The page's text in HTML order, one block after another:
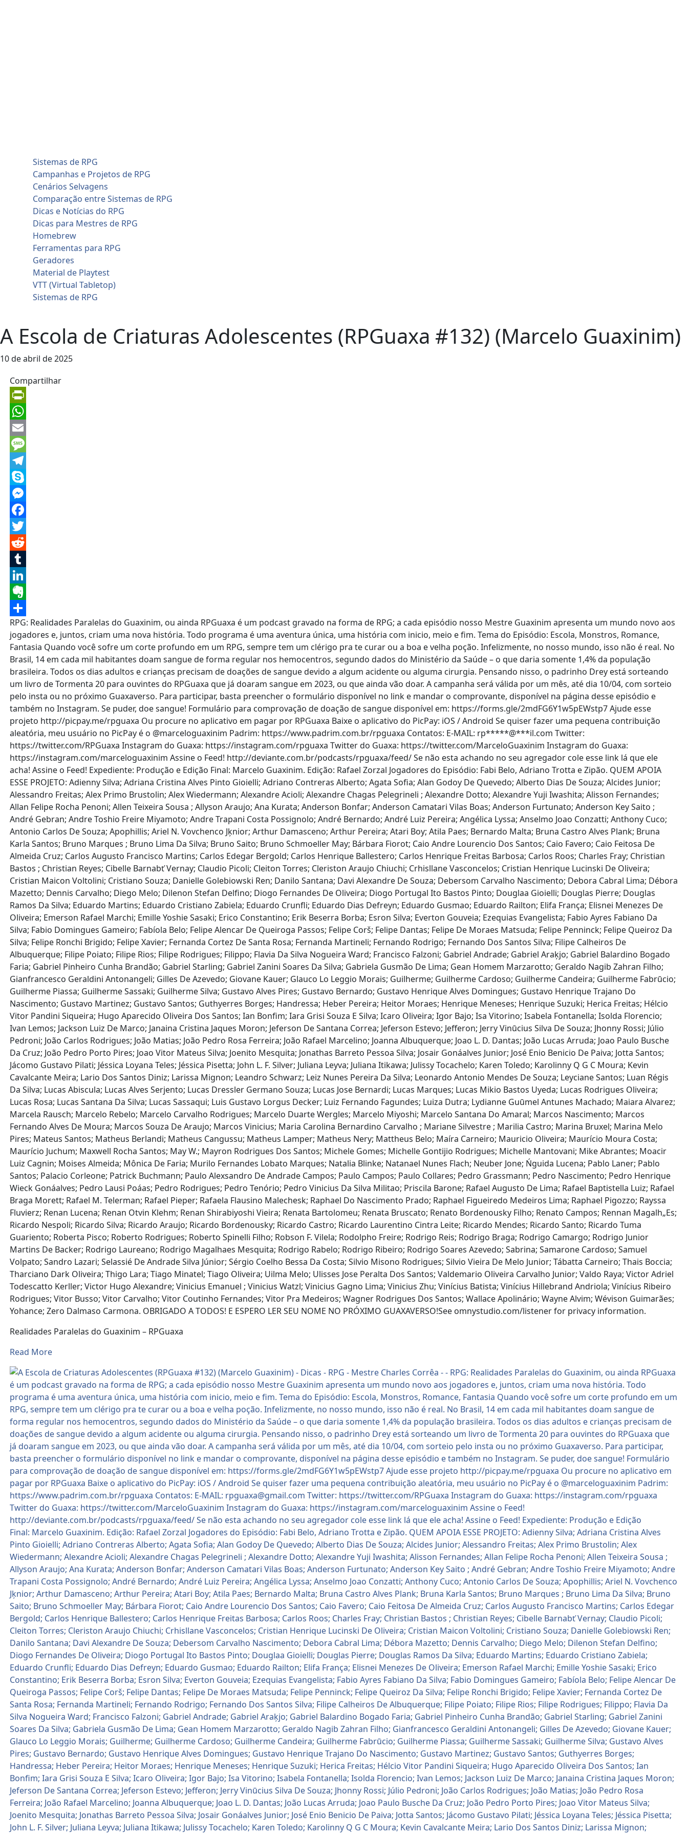
Sistemas de RPG
Campanhas e Projetos de RPG
Cenários Selvagens
Comparação entre Sistemas de RPG
Dicas e Notícias do RPG
Dicas para Mestres de RPG
Homebrew
Ferramentas para RPG
Geradores
Material de Playtest
VTT (Virtual Tabletop)
Sistemas de RPG
A Escola de Criaturas Adolescentes (RPGuaxa #132) (Marcelo Guaxinim)
10 de abril de 2025
Compartilhar
PrintFriendly
WhatsApp
Email
Message
Telegram
Skype
Messenger
Facebook
Twitter
Reddit
Tumblr
LinkedIn
Evernote
Share
RPG: Realidades Paralelas do Guaxinim, ou ainda RPGuaxa é um podcast gravado na forma de RPG; a cada episódio nosso Mestre Guaxinim apresenta um mundo novo aos
jogadores e, juntos, criam uma nova história. Todo programa é uma aventura única, uma história com inicio, meio e fim. Tema do Episódio: Escola, Monstros, Romance,
Fantasia Quando você sofre um corte profundo em um RPG, sempre tem um clérigo pra te curar ou a boa e velha poção. Infelizmente, no nosso mundo, isso não é real. No
Brasil, 14 em cada mil habitantes doam sangue de forma regular nos hemocentros, segundo dados do Ministério da Saúde – o que daria somente 1,4% da população
brasileira. Todos os dias adultos e crianças precisam de doações de sangue devido a algum acidente ou alguma cirurgia. Pensando nisso, o padrinho Drey está sorteando
um livro de Tormenta 20 para ouvintes do RPGuaxa que já doaram sangue em 2023, ou que ainda vão doar. A campanha será válida por um mês, até dia 10/04, com sorteio
pelo insta ou no próximo Guaxaverso. Para participar, basta preencher o formulário disponível no link e mandar o comprovante, disponível na página desse episódio e
também no Instagram. Se puder, doe sangue! Formulário para comprovação de doação de sangue disponível em: https://forms.gle/2mdFG6Y1w5pEWstp7 Ajude esse
projeto http://picpay.me/rpguaxa Ou procure no aplicativo em pagar por RPGuaxa Baixe o aplicativo do PicPay: iOS / Android Se quiser fazer uma pequena contribuição
aleatória, meu usuário no PicPay é o @marceloguaxinim Padrim: https://www.padrim.com.br/rpguaxa Contatos: E-MAIL: rp*****@***il.com Twitter:
https://twitter.com/RPGuaxa Instagram do Guaxa: https://instagram.com/rpguaxa Twitter do Guaxa: https://twitter.com/MarceloGuaxinim Instagram do Guaxa:
https://instagram.com/marceloguaxinim Assine o Feed! http://deviante.com.br/podcasts/rpguaxa/feed/ Se não esta achando no seu agregador cole esse link lá que ele
acha! Assine o Feed! Expediente: Produção e Edição Final: Marcelo Guaxinim. Edição: Rafael Zorzal Jogadores do Episódio: Fabi Belo, Adriano Trotta e Zipão. QUEM APOIA
ESSE PROJETO: Adienny Silva; Adriana Cristina Alves Pinto Gioielli; Adriano Contreras Alberto; Agata Sofia; Alan Godoy De Quevedo; Alberto Dias De Souza; Alcides Junior;
Alessandro Freitas; Alex Primo Brustolin; Alex Wiedermann; Alexandre Acioli; Alexandre Chagas Pelegrineli ; Alexandre Dotto; Alexandre Yuji Iwashita; Alisson Fernandes;
Allan Felipe Rocha Penoni; Allen Teixeira Sousa ; Allyson Araujo; Ana Kurata; Anderson Bonfar; Anderson Camatari Vilas Boas; Anderson Furtunato; Anderson Key Saito ;
André Gebran; Andre Toshio Freire Miyamoto; Andre Trapani Costa Possignolo; André Bernardo; André Luiz Pereira; Angélica Lyssa; Anselmo Joao Conzatti; Anthony Cuco;
Antonio Carlos De Souza; Apophillis; Ariel N. Vovchenco Jķnior; Arthur Damasceno; Arthur Pereira; Atari Boy; Atila Paes; Bernardo Malta; Bruna Castro Alves Plank; Bruna
Karla Santos; Bruno Marques ; Bruno Lima Da Silva; Bruno Saito; Bruno Schmoeller May; Bárbara Fiorot; Caio Andre Lourencio Dos Santos; Caio Favero; Caio Feitosa De
Almeida Cruz; Carlos Augusto Francisco Martins; Carlos Edegar Bergold; Carlos Henrique Ballestero; Carlos Henrique Freitas Barbosa; Carlos Roos; Charles Fray; Christian
Bastos ; Christian Reyes; Cibelle Barnabť Vernay; Claudio Picoli; Cleiton Torres; Cleriston Araujo Chiuchi; Crhisllane Vasconcelos; Cristian Henrique Lucinski De Oliveira;
Cristian Maicon Voltolini; Cristiano Souza; Danielle Golebiowski Ren; Danilo Santana; Davi Alexandre De Souza; Debersom Carvalho Nascimento; Debora Cabral Lima; Débora
Mazetto; Dennis Carvalho; Diego Melo; Dilenon Stefan Delfino; Diogo Fernandes De Oliveira; Diogo Portugal Ito Bastos Pinto; Douglaa Gioielli; Douglas Pierre; Douglas
Ramos Da Silva; Eduardo Martins; Eduardo Cristiano Zabiela; Eduardo Crunfli; Eduardo Dias Defreyn; Eduardo Gusmao; Eduardo Railton; Elifa França; Elisnei Menezes De
Oliveira; Emerson Rafael Marchi; Emille Yoshie Sasaki; Erico Constantino; Erik Beserra Borba; Esron Silva; Everton Gouveia; Ezequias Evangelista; Fabio Ayres Fabiano Da
Silva; Fabio Domingues Gameiro; Fabíola Belo; Felipe Alencar De Queiroga Passos; Felipe Corš; Felipe Dantas; Felipe De Moraes Matsuda; Felipe Penninck; Felipe Queiroz Da
Silva; Felipe Ronchi Brigido; Felipe Xavier; Fernanda Cortez De Santa Rosa; Fernanda Martineli; Fernando Rodrigo; Fernando Dos Santos Silva; Filipe Calheiros De
Albuquerque; Filipe Poiato; Filipe Rios; Filipe Rodrigues; Filippo; Flavia Da Silva Nogueira Ward; Francisco Falzoni; Gabriel Andrade; Gabriel Araķjo; Gabriel Balardino Bogado
Faria; Gabriel Pinheiro Cunha Brandão; Gabriel Starling; Gabriel Zanini Soares Da Silva; Gabriela Gusmão De Lima; Gean Homem Marzarotto; Geraldo Nagib Zahran Filho;
Gianfrancesco Geraldini Antonangeli; Gilles De Azevedo; Giovane Kauer; Glauco Lo Leggio Morais; Guilherme; Guilherme Cardoso; Guilherme Candeira; Guilherme Fabrūcio;
Guilherme Piassa; Guilherme Sassaki; Guilherme Silva; Gustavo Alves Pires; Gustavo Bernardo; Gustavo Henrique Alves Domingues; Gustavo Henrique Trajano Do
Nascimento; Gustavo Martinez; Gustavo Santos; Guthyerres Borges; Handressa; Heber Pereira; Heitor Moraes; Henrique Meneses; Henrique Suzuki; Herica Freitas; Hélcio
Vitor Pandini Siqueira; Hugo Aparecido Oliveira Dos Santos; Ian Bonfim; Iara Grisi Souza E Silva; Icaro Oliveira; Igor Bajo; Isa Vitorino; Isabela Fontanella; Isolda Florencio;
Ivan Lemos; Jackson Luiz De Marco; Janaina Cristina Jaques Moron; Jeferson De Santana Correa; Jeferson Estevo; Jefferon; Jerry Vinūcius Silva De Souza; Jhonny Rossi; Júlio
Pedroni; João Carlos Rodrigues; João Matias; João Pedro Rosa Ferreira; João Rafael Marcelino; Joanna Albuquerque; Joao L. D. Dantas; João Lucas Arruda; Joao Paulo Busche
Da Cruz; João Pedro Porto Pires; Joao Vitor Mateus Silva; Joenito Mesquita; Jonathas Barreto Pessoa Silva; Josair Gonáalves Junior; José Enio Benicio De Paiva; Jotta Santos;
Jácomo Gustavo Pilati; Jéssica Loyana Teles; Jéssica Pisetta; John L. F. Silver; Juliana Leyva; Juliana Itikawa; Julissy Tocachelo; Karen Toledo; Karolinny Q G C Moura; Kevin
Cavalcante Meira; Lario Dos Santos Diniz; Larissa Mignon; Leandro Schwarz; Leiz Nunes Pereira Da Silva; Leonardo Antonio Mendes De Souza; Leyciane Santos; Luan Régis
Da Silva; Lucas Abiscula; Lucas Alves Serjento; Lucas Dressler Germano Souza; Lucas Jose Bernardi; Lucas Marques; Lucas Mikio Bastos Uyeda; Lucas Rodrigues Oliveira;
Lucas Rosa; Lucas Santana Da Silva; Lucas Sassaqui; Luis Gustavo Lorgus Decker; Luiz Fernando Fagundes; Luiza Dutra; Lydianne Guūmel Antunes Machado; Maiara Alvarez;
Marcela Rausch; Marcelo Rebelo; Marcelo Carvalho Rodrigues; Marcelo Duarte Wergles; Marcelo Miyoshi; Marcelo Santana Do Amaral; Marcos Nascimento; Marcos
Fernando Alves De Moura; Marcos Souza De Araujo; Marcos Vinicius; Maria Carolina Bernardino Carvalho ; Mariane Silvestre ; Marilia Castro; Marina Bruxel; Marina Melo
Pires; Mateus Santos; Matheus Berlandi; Matheus Cangussu; Matheus Lamper; Matheus Nery; Mattheus Belo; Maíra Carneiro; Mauricio Oliveira; Maurício Moura Costa;
Maurício Juchum; Maxwell Rocha Santos; May W.; Mayron Rodrigues Dos Santos; Michele Gomes; Michelle Gontijio Rodrigues; Michelle Mantovani; Mike Abrantes; Moacir
Luiz Cagnin; Moises Almeida; Mônica De Faria; Murilo Fernandes Lobato Marques; Natalia Blinke; Natanael Nunes Flach; Neuber Jone; Ńguida Lucena; Pablo Laner; Pablo
Santos; Palacio Corleone; Patrick Buchmann; Paulo Alexsandro De Andrade Campos; Paulo Campos; Paulo Collares; Pedro Grassmann; Pedro Nascimento; Pedro Henrique
Wieck Gonáalves; Pedro Lausi Poáas; Pedro Rodrigues; Pedro Tenório; Pedro Vinicius Da Silva Militao; Priscila Barone; Rafael Augusto De Lima; Rafael Baptistella Luiz; Rafael
Braga Morett; Rafael M. Telerman; Rafael Pieper; Rafaela Flausino Malechesk; Raphael Do Nascimento Prado; Raphael Figueiredo Medeiros Lima; Raphael Pigozzo; Rayssa
Fluvierz; Renan Lucena; Renan Otvin Klehm; Renan Shirabiyoshi Vieira; Renata Bartolomeu; Renata Bruscato; Renato Bordenousky Filho; Renato Campos; Rennan Magalh„Es;
Ricardo Nespoli; Ricardo Silva; Ricardo Araujo; Ricardo Bordenousky; Ricardo Castro; Ricardo Laurentino Cintra Leite; Ricardo Mendes; Ricardo Santo; Ricardo Tuma
Guariento; Roberta Pisco; Roberto Rodrigues; Roberto Spinelli Filho; Robson F. Vilela; Rodolpho Freire; Rodrigo Reis; Rodrigo Braga; Rodrigo Camargo; Rodrigo Junior
Martins De Backer; Rodrigo Laureano; Rodrigo Magalhaes Mesquita; Rodrigo Rabelo; Rodrigo Ribeiro; Rodrigo Soares Azevedo; Sabrina; Samarone Cardoso; Samuel
Volpato; Sandro Lazari; Selassié De Andrade Silva Júnior; Sérgio Coelho Bessa Da Costa; Silvio Misono Rodrigues; Silvio Vieira De Melo Junior; Tábatta Carneiro; Thais Boccia;
Tharciano Dark Oliveira; Thigo Lara; Tiago Minatel; Tiago Oliveira; Uilma Melo; Ulisses Jose Peralta Dos Santos; Valdemario Oliveira Carvalho Junior; Valdo Raya; Victor Adriel
Todescatto Kerller; Victor Hugo Alexandre; Vinicius Emanuel ; Vinicius Watzl; Vinicius Gagno Lima; Vinicius Zhu; Vinícius Batista; Vinícius Hillebrand Andriola; Vinícius Ribeiro
Rodrigues; Vitor Busso; Vitor Carvalho; Vitor Coutinho Fernandes; Vitor Pra Medeiros; Wagner Rodrigues Dos Santos; Wallace Apolinário; Wayne Alvim; Wévison Guimarães;
Yohance; Zero Dalmaso Carmona. OBRIGADO A TODOS! E ESPERO LER SEU NOME NO PRÓXIMO GUAXAVERSO!See omnystudio.com/listener for privacy information.
Realidades Paralelas do Guaxinim – RPGuaxa
Read More